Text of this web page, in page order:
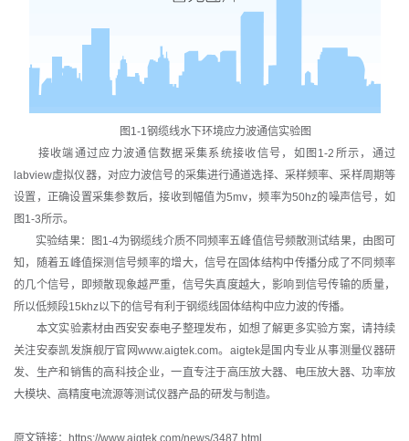
图1-1钢缆线水下环境应力波通信实验图
接收端通过应力波通信数据采集系统接收信号，如图1-2所示，通过
labview虚拟仪器，对应力波信号的采集进行通道选择、采样频率、采样周期等
设置，正确设置采集参数后，接收到幅值为5mv，频率为50hz的噪声信号，如
图1-3所示。
实验结果：图1-4为钢缆线介质不同频率五峰值信号频散测试结果，由图可
知，随着五峰值探测信号频率的增大，信号在固体结构中传播分成了不同频率
的几个信号，即频散现象越严重，信号失真度越大，影响到信号传输的质量，
所以低频段15khz以下的信号有利于钢缆线固体结构中应力波的传播。
本文实验素材由西安安泰电子整理发布，如想了解更多实验方案，请持续
关注安泰凯发旗舰厅官网www.aigtek.com。aigtek是国内专业从事测量仪器研
发、生产和销售的高科技企业，一直专注于高压放大器、电压放大器、功率放
大模块、高精度电流源等测试仪器产品的研发与制造。
原文链接：https://www.aigtek.com/news/3487.html